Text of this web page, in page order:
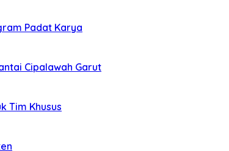
Padat Karya
Cipalawah Garut
Tim Khusus